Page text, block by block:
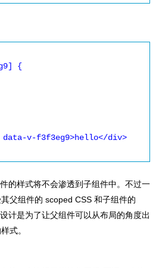
{
的样式将不会渗透到子组件中。不过一
父组件的 scoped CSS 和子组件的
计是为了让父组件可以从布局的角度出
式。